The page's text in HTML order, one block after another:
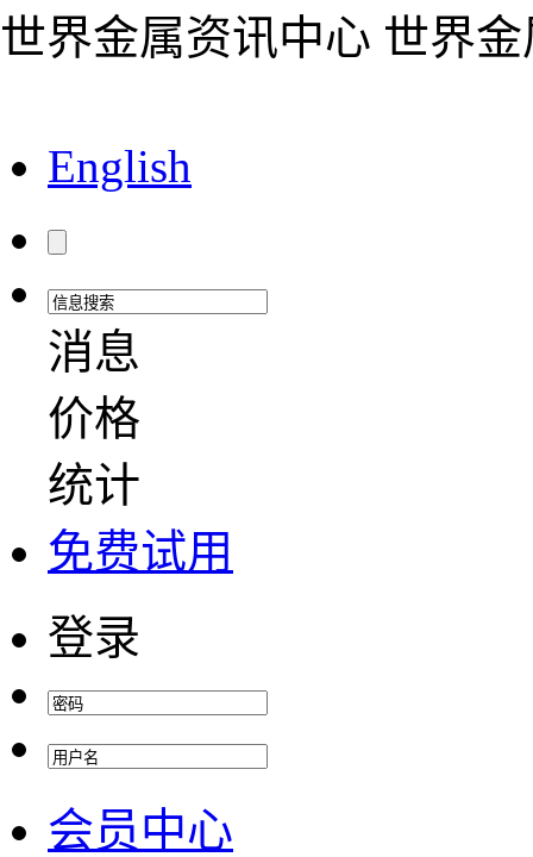
世界金属资讯中心 世界
English
消息
价格
统计
免费试用
登录
会员中心